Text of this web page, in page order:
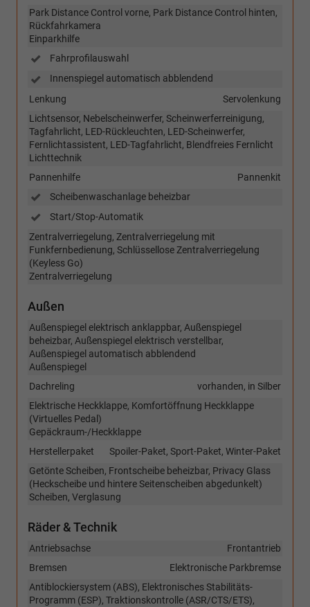
Park Distance Control vorne, Park Distance Control hinten,
Rückfahrkamera
Einparkhilfe
Fahrprofilauswahl
Innenspiegel automatisch abblendend
Servolenkung
Lenkung
Lichtsensor, Nebelscheinwerfer, Scheinwerferreinigung,
Tagfahrlicht, LED-Rückleuchten, LED-Scheinwerfer,
Fernlichtassistent, LED-Tagfahrlicht, Blendfreies Fernlicht
Lichttechnik
Pannenkit
Pannenhilfe
Scheibenwaschanlage beheizbar
Start/Stop-Automatik
Zentralverriegelung, Zentralverriegelung mit
Funkfernbedienung, Schlüssellose Zentralverriegelung
(Keyless Go)
Zentralverriegelung
Außen
Außenspiegel elektrisch anklappbar, Außenspiegel
beheizbar, Außenspiegel elektrisch verstellbar,
Außenspiegel automatisch abblendend
Außenspiegel
vorhanden, in Silber
Dachreling
Elektrische Heckklappe, Komfortöffnung Heckklappe
(Virtuelles Pedal)
Gepäckraum-/Heckklappe
Spoiler-Paket, Sport-Paket, Winter-Paket
Herstellerpaket
Getönte Scheiben, Frontscheibe beheizbar, Privacy Glass
(Heckscheibe und hintere Seitenscheiben abgedunkelt)
Scheiben, Verglasung
Räder & Technik
Frontantrieb
Antriebsachse
Elektronische Parkbremse
Bremsen
Antiblockiersystem (ABS), Elektronisches Stabilitäts-
Programm (ESP), Traktionskontrolle (ASR/CTS/ETS),